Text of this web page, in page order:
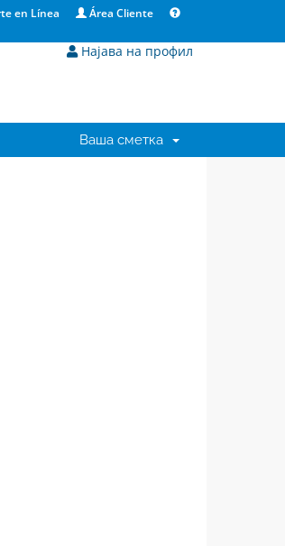
en Línea
Área Cliente
Најава на профил
Ваша сметка